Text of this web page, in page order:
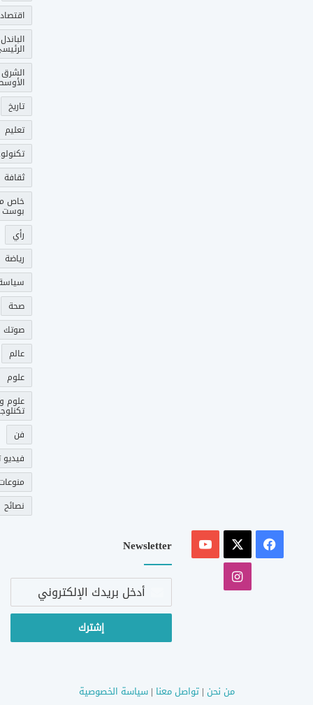
اقتصاد
الباندل
الشرق
تاريخ
تعليم
ثقافة
خاص
بوست
رأي
رياضة
صحة
عالم
علوم
علوم و
فن
فيديو
نصائح
فيسبوك
‫YouTube
انستقرام
Newsletter
أدخل
الإلكتروني
من نحن |تواصل معنا |سياسة الخصوصية